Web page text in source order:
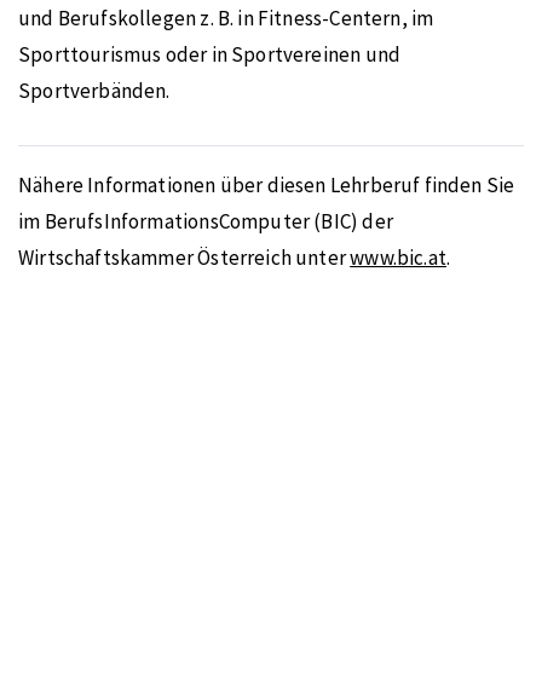
und Berufskollegen z. B. in Fitness-Centern, im
Sporttourismus oder in Sportvereinen und
Sportverbänden.
Nähere Informationen über diesen Lehrberuf finden Sie
im BerufsInformationsComputer (BIC) der
Wirtschaftskammer Österreich unterwww.bic.at.